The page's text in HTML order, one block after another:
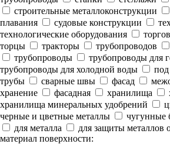
строительные металлоконструкции
плавания
судовые конструкции
технологические оборудования
торцы
тракторы трубопроводов
трубопроводы
трубопроводы для
трубопроводы для холодной воды
трубы
сварные швы фасад
хранение
фасадная хранилища
хранилища минеральных удобрений
черные и цветные металлы
чугунные
для металла
для защиты металлов
материал поверхности: